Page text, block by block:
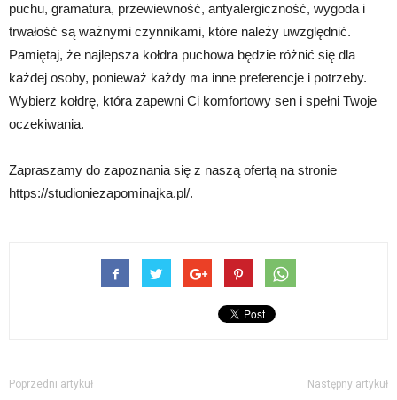
puchu, gramatura, przewiewność, antyalergiczność, wygoda i
trwałość są ważnymi czynnikami, które należy uwzględnić.
Pamiętaj, że najlepsza kołdra puchowa będzie różnić się dla
każdej osoby, ponieważ każdy ma inne preferencje i potrzeby.
Wybierz kołdrę, która zapewni Ci komfortowy sen i spełni Twoje
oczekiwania.
Zapraszamy do zapoznania się z naszą ofertą na stronie
https://studioniezapominajka.pl/.
Poprzedni artykuł Następny artykuł